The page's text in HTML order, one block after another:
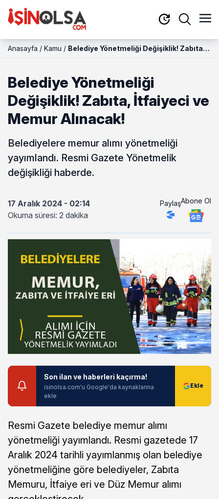
Anasayfa / Kamu / Belediye Yönetmeliği Değişiklik! Zabıta,
Belediye Yönetmeliği
Değişiklik! Zabıta, İtfaiyeci ve
Memur Alınacak!
Belediyelere memur alımı yönetmeliği
yayımlandı. Resmi Gazete Yönetmelik
değişikliği haberde.
17 Aralık 2024 - 02:14
Okuma süresi: 2 dakika
PaylaşAbone Ol
Son ilan ve haberleri kaçırma!
isinolsa.com'u Google'da kaynaklarına
ekle
Resmi Gazete belediye memur alımı
yönetmeliği yayımlandı. Resmi gazetede 17
Aralık 2024 tarihli yayımlanmış olan belediye
yönetmeliğine göre belediyeler, Zabıta
Memuru, İtfaiye eri ve Düz Memur alımı